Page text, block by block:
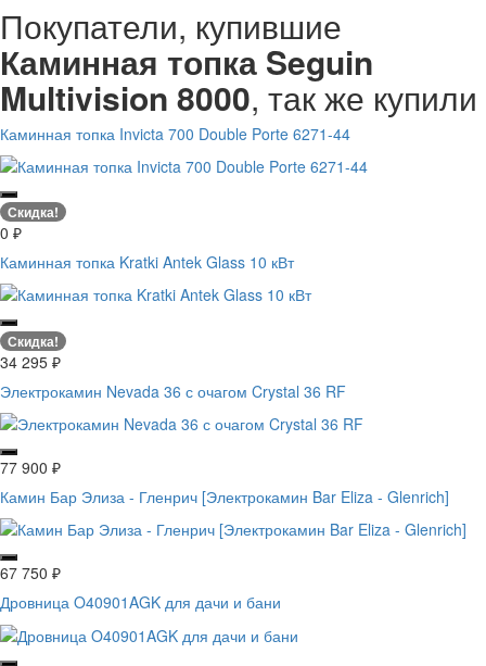
Покупатели, купившие
Каминная топка Seguin
Multivision 8000, так же купили
Каминная топка Invicta 700 Double Porte 6271-44
Скидка!
0 ₽
Каминная топка Kratki Antek Glass 10 кВт
Скидка!
34 295 ₽
Электрокамин Nevada 36 с очагом Crystal 36 RF
77 900 ₽
Камин Бар Элиза - Гленрич [Электрокамин Bar Eliza - Glenrich]
67 750 ₽
Дровница O40901AGK для дачи и бани